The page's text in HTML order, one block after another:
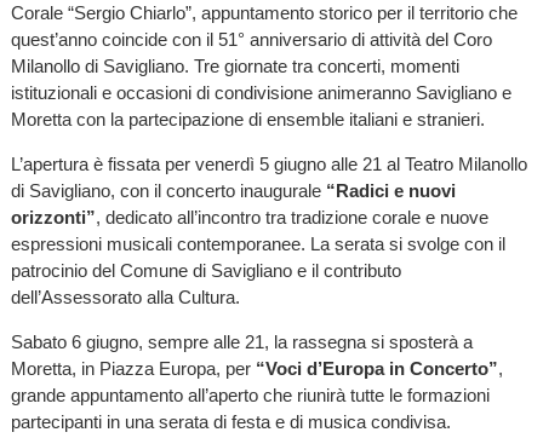
Corale “Sergio Chiarlo”, appuntamento storico per il territorio che
quest’anno coincide con il 51° anniversario di attività del Coro
Milanollo di Savigliano. Tre giornate tra concerti, momenti
istituzionali e occasioni di condivisione animeranno Savigliano e
Moretta con la partecipazione di ensemble italiani e stranieri.
L’apertura è fissata per venerdì 5 giugno alle 21 al Teatro Milanollo
di Savigliano, con il concerto inaugurale “Radici e nuovi
orizzonti”, dedicato all’incontro tra tradizione corale e nuove
espressioni musicali contemporanee. La serata si svolge con il
patrocinio del Comune di Savigliano e il contributo
dell’Assessorato alla Cultura.
Sabato 6 giugno, sempre alle 21, la rassegna si sposterà a
Moretta, in Piazza Europa, per “Voci d’Europa in Concerto”,
grande appuntamento all’aperto che riunirà tutte le formazioni
partecipanti in una serata di festa e di musica condivisa.